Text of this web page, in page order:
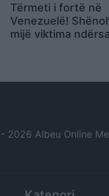
Tërmeti i fortë në
Venezuelë!
mijë viktima ndërsa
2026 Albeu Online